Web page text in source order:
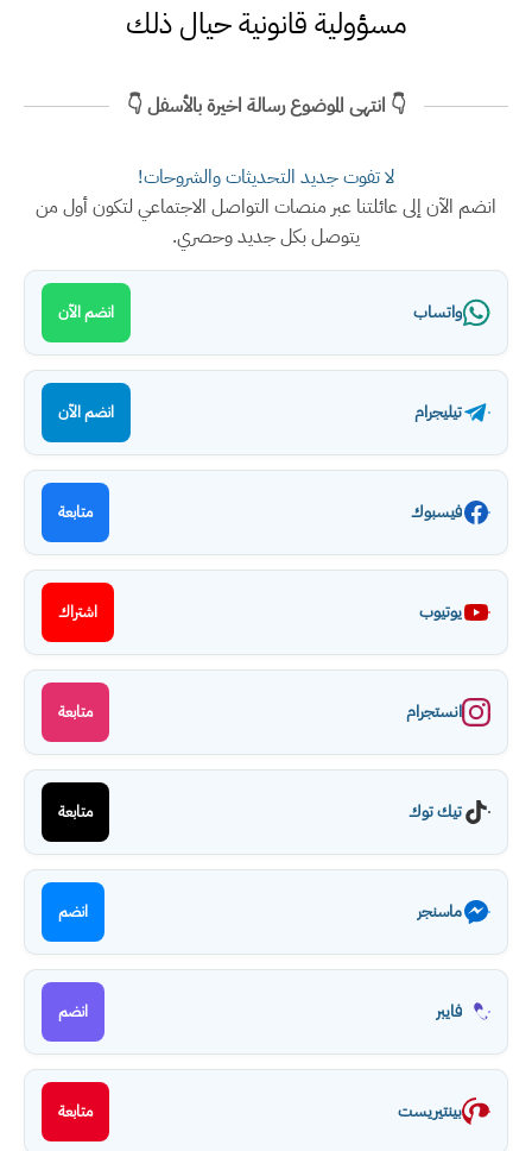
مسؤولية قانونية حيال ذلك
👇 انتهى الموضوع رسالة اخيرة بالأسفل 👇
لا تفوت جديد التحديثات والشروحات!
انضم الآن إلى عائلتنا عبر منصات التواصل الاجتماعي لتكون أول من
يتوصل بكل جديد وحصري.
واتساب انضم الآن
تيليجرام انضم الآن
فيسبوك متابعة
يوتيوب اشتراك
انستجرام متابعة
تيك توك متابعة
ماسنجر انضم
فايبر انضم
بينتيريست متابعة